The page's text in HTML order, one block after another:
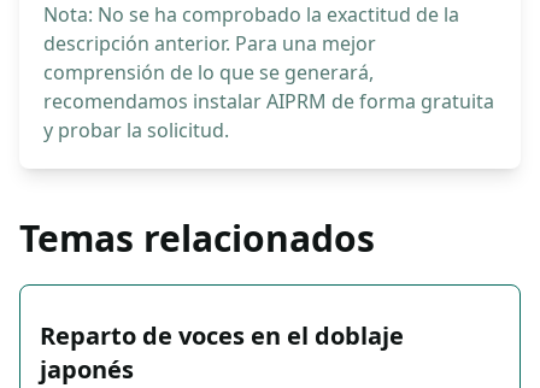
Nota: No se ha comprobado la exactitud de la
descripción anterior. Para una mejor
comprensión de lo que se generará,
recomendamos instalar AIPRM de forma gratuita
y probar la solicitud.
Temas relacionados
Reparto de voces en el doblaje
japonés